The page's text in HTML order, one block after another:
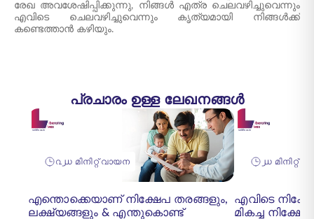
രേഖ അവശേഷിപ്പിക്കുന്നു, നിങ്ങൾ എത്ര ചെലവഴിച്ചുവെന്നും
എവിടെ ചെലവഴിച്ചുവെന്നും കൃത്യമായി നിങ്ങൾക്ക്
കണ്ടെത്താൻ കഴിയും.
പ്രചാരം ഉള്ള ലേഖനങ്ങൾ
൨൰ മിനിറ്റ് വായന
എന്തൊക്കെയാണ് നിക്ഷേപ തരങ്ങളും,
ലക്ഷ്യങ്ങളും & എന്തുകൊണ്ട്
൰ മിനിറ്റ്
എവിടെ
മികച്ച